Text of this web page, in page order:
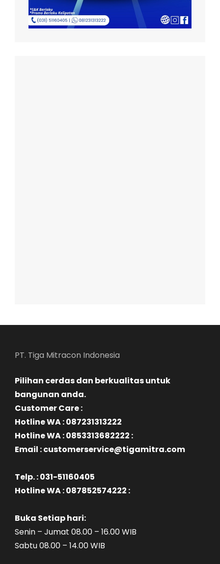
PT. Tiga Mitracon Indonesia
Pilihan cerdas dan berkualitas untuk
bangunan anda.
Customer Care :
Hotline WA : 087231313222
Hotline WA : 0853313682222 :
Email : customerservice@tigamitra.com
Telp. : 031-51160405
Hotline WA : 087852574222 :
Buka Setiap hari:
Senin – Jumat 08.00 – 16.00 WIB
Sabtu 08.00 – 14.00 WIB